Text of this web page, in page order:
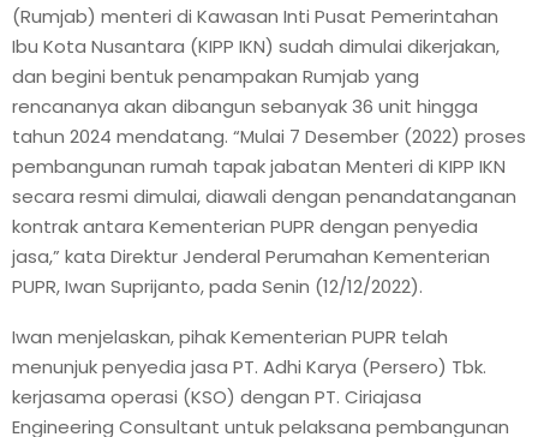
(Rumjab) menteri di Kawasan Inti Pusat Pemerintahan
Ibu Kota Nusantara (KIPP IKN) sudah dimulai dikerjakan,
dan begini bentuk penampakan Rumjab yang
rencananya akan dibangun sebanyak 36 unit hingga
tahun 2024 mendatang. “Mulai 7 Desember (2022) proses
pembangunan rumah tapak jabatan Menteri di KIPP IKN
secara resmi dimulai, diawali dengan penandatanganan
kontrak antara Kementerian PUPR dengan penyedia
jasa,” kata Direktur Jenderal Perumahan Kementerian
PUPR, Iwan Suprijanto, pada Senin (12/12/2022).
Iwan menjelaskan, pihak Kementerian PUPR telah
menunjuk penyedia jasa PT. Adhi Karya (Persero) Tbk.
kerjasama operasi (KSO) dengan PT. Ciriajasa
Engineering Consultant untuk pelaksana pembangunan